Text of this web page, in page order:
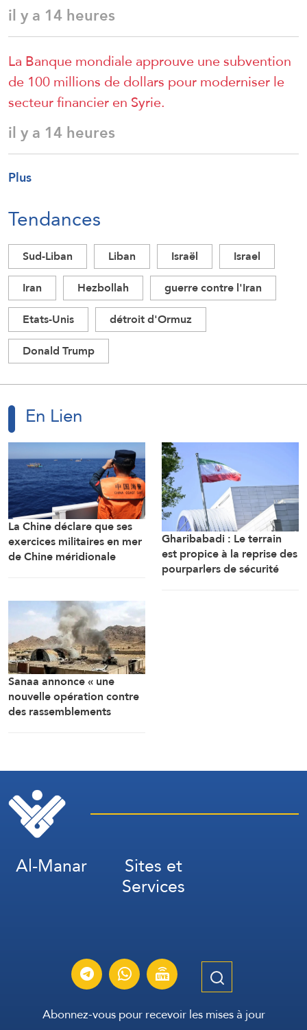
il y a 14 heures
La Banque mondiale approuve une subvention
de 100 millions de dollars pour moderniser le
secteur financier en Syrie.
il y a 14 heures
Plus
Tendances
Sud-Liban Liban Israël
Israel
Iran
Hezbollah
guerre contre l'Iran
Etats-Unis
détroit d'Ormuz
Donald Trump
En Lien
La Chine déclare que ses
exercices militaires en mer
de Chine méridionale
Philippines
Gharibabadi : Le terrain
est propice à la reprise des
pourparlers de sécurité
Sanaa annonce « une
nouvelle opération contre
des rassemblements
Al-Manar Sites et
Services
Abonnez-vous pour recevoir les mises à jour